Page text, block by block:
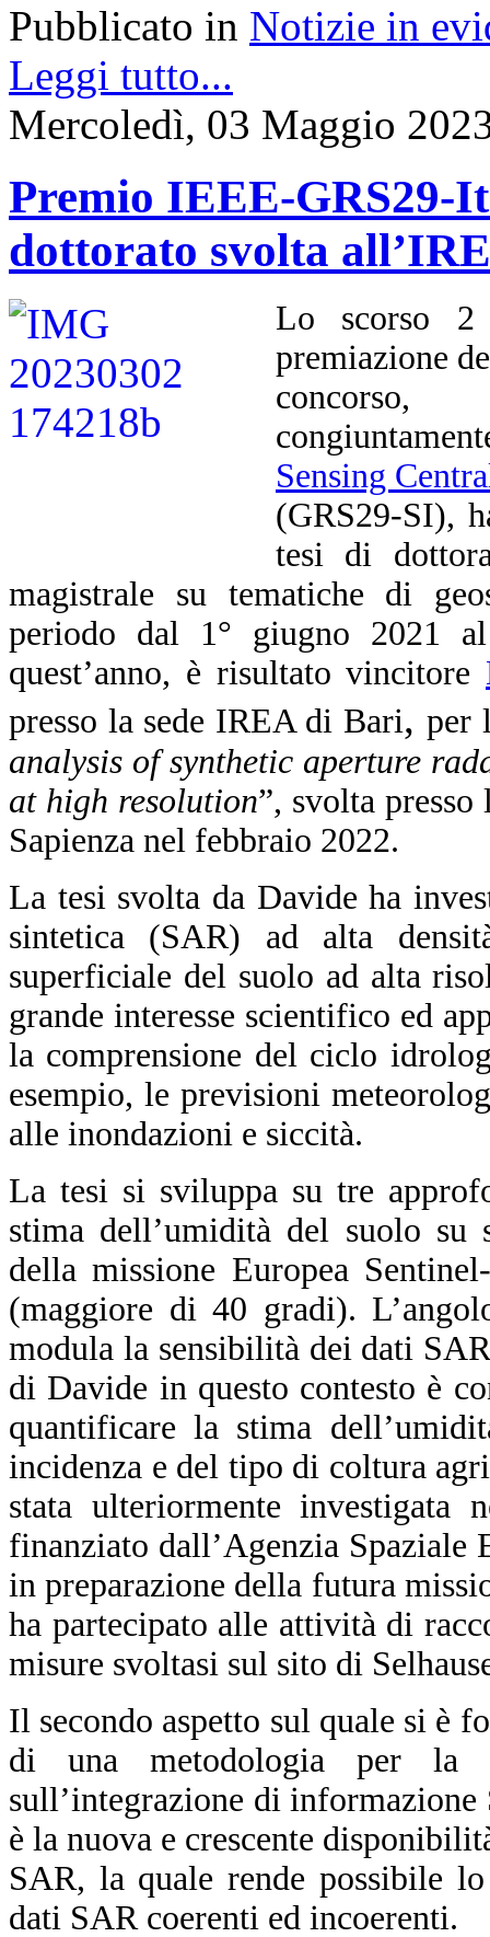
Pubblicato in Notizie in
Leggi tutto...
Mercoledì, 03 Maggio
Premio IEEE-GRS29-
dottorato svolta
Lo scorso
premiazione
concorso,
Sensing
(GRS29-SI),
tesi di
magistrale su tematiche di
periodo dal 1° giugno 2021
quest’anno, è risultato vincitore
presso la sede IREA di Bari,per
analysis of synthetic aperture
at high resolution”, svolta presso
Sapienza nel febbraio 2022.
La tesi svolta da Davide ha
sintetica (SAR) ad alta
superficiale del suolo ad alta
grande interesse scientifico ed
la comprensione del ciclo
esempio, le previsioni
alle inondazioni e siccità.
La tesi si sviluppa su tre
stima dell’umidità del suolo
della missione Europea
(maggiore di 40 gradi).
modula la sensibilità dei dati
di Davide in questo contesto è
quantificare la stima
incidenza e del tipo di coltura
stata ulteriormente investigata
finanziato dall’Agenzia Spaziale
in preparazione della futura
ha partecipato alle attività di
misure svoltasi sul sito di
Il secondo aspetto sul quale si è
di una metodologia per la
sull’integrazione di
è la nuova e crescente
SAR, la quale rende possibile
dati SAR coerenti ed incoerenti.